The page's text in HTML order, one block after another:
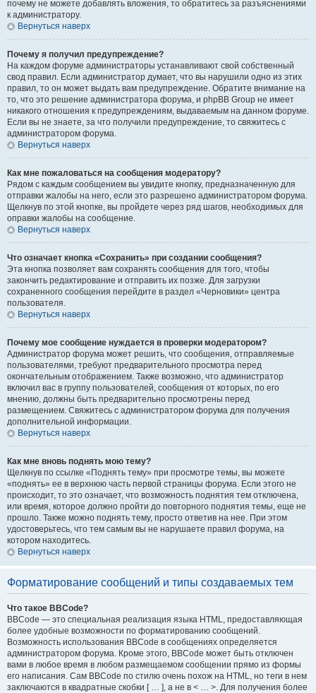
почему не можете добавлять вложения, то обратитесь за разъяснениями
к администратору.
Вернуться наверх
Почему я получил предупреждение?
На каждом форуме администраторы устанавливают свой собственный
свод правил. Если администратор думает, что вы нарушили одно из этих
правил, то он может выдать вам предупреждение. Обратите внимание на
то, что это решение администратора форума, и phpBB Group не имеет
никакого отношения к предупреждениям, выдаваемым на данном форуме.
Если вы не знаете, за что получили предупреждение, то свяжитесь с
администратором форума.
Вернуться наверх
Как мне пожаловаться на сообщения модератору?
Рядом с каждым сообщением вы увидите кнопку, предназначенную для
отправки жалобы на него, если это разрешено администратором форума.
Щелкнув по этой кнопке, вы пройдете через ряд шагов, необходимых для
оправки жалобы на сообщение.
Вернуться наверх
Что означает кнопка «Сохранить» при создании сообщения?
Эта кнопка позволяет вам сохранять сообщения для того, чтобы
закончить редактирование и отправить их позже. Для загрузки
сохраненного сообщения перейдите в раздел «Черновики» центра
пользователя.
Вернуться наверх
Почему мое сообщение нуждается в проверки модератором?
Администратор форума может решить, что сообщения, отправляемые
пользователями, требуют предварительного просмотра перед
окончательным отображением. Также возможно, что администратор
включил вас в группу пользователей, сообщения от которых, по его
мнению, должны быть предварительно просмотрены перед
размещением. Свяжитесь с администратором форума для получения
дополнительной информации.
Вернуться наверх
Как мне вновь поднять мою тему?
Щелкнув по ссылке «Поднять тему» при просмотре темы, вы можете
«поднять» ее в верхнюю часть первой страницы форума. Если этого не
происходит, то это означает, что возможность поднятия тем отключена,
или время, которое должно пройти до повторного поднятия темы, еще не
прошло. Также можно поднять тему, просто ответив на нее. При этом
удостоверьтесь, что тем самым вы не нарушаете правил форума, на
котором находитесь.
Вернуться наверх
Форматирование сообщений и типы создаваемых тем
Что такое BBCode?
BBCode — это специальная реализация языка HTML, предоставляющая
более удобные возможности по форматированию сообщений.
Возможность использования BBCode в сообщениях определяется
администратором форума. Кроме этого, BBCode может быть отключен
вами в любое время в любом размещаемом сообщении прямо из формы
его написания. Сам BBCode по стилю очень похож на HTML, но теги в нем
заключаются в квадратные скобки [ … ], а не в < … >. Для получения более